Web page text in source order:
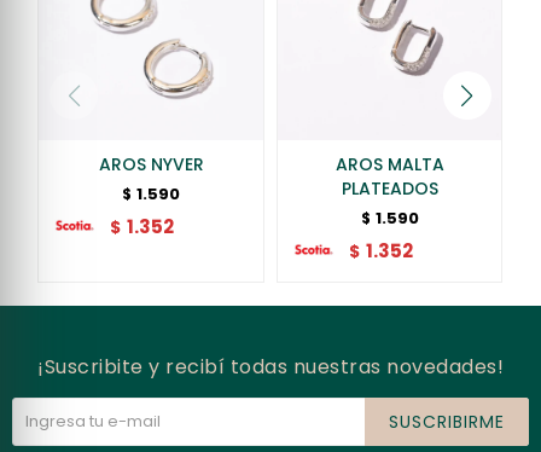
AROS NYVER
$ 1.590
$ 1.352
AROS MALTA
PLATEADOS
$ 1.590
$ 1.352
¡Suscribite y recibí todas nuestras novedades!
SUSCRIBIRME